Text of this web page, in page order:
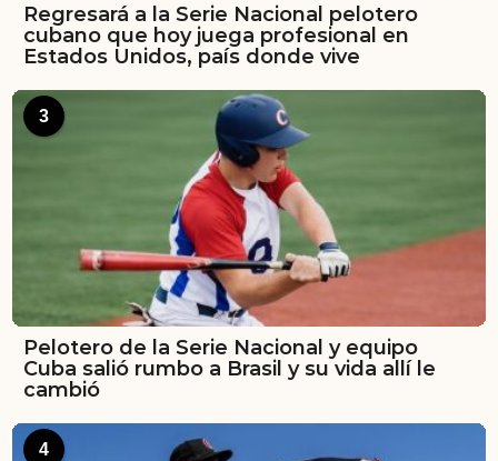
Regresará a la Serie Nacional pelotero
cubano que hoy juega profesional en
Estados Unidos, país donde vive
3
Pelotero de la Serie Nacional y equipo
Cuba salió rumbo a Brasil y su vida allí le
cambió
4